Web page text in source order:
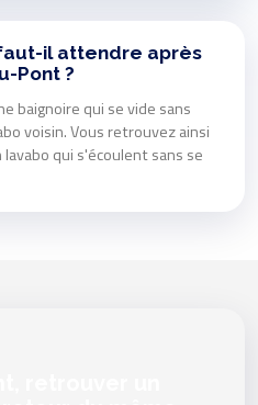
il attendre après
Pont ?
baignoire qui se vide sans
voisin. Vous retrouvez ainsi
qui s'écoulent sans se